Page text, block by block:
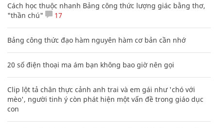
Cách học thuộc nhanh Bảng công thức lượng giác bằng thơ,
"thần chú"
17
Bảng công thức đạo hàm nguyên hàm cơ bản cần nhớ
20 số điện thoại ma ám bạn không bao giờ nên gọi
Clip lột tả chân thực cảnh anh trai và em gái như 'chó với
mèo', người tinh ý còn phát hiện một vấn đề trong giáo dục
con